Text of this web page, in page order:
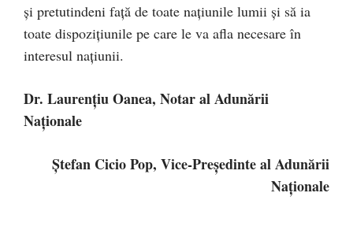
și pretutindeni față de toate națiunile lumii și să ia
toate dispozițiunile pe care le va afla necesare în
interesul națiunii.
Dr. Laurențiu Oanea, Notar al Adunării
Naționale
Ștefan Cicio Pop, Vice-Președinte al Adunării
Naționale